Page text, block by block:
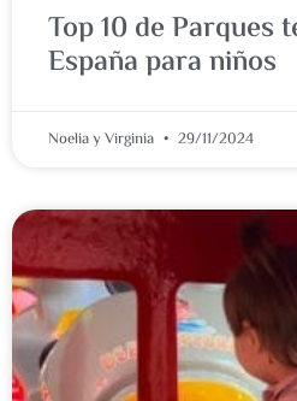
Top 10 de Parques
España para niños
Noelia y Virginia 29/11/2024